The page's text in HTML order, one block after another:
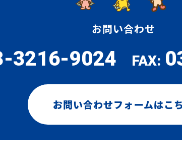
お問い合わせ
3216-9024 FAX:
お問い合わせフォームはこ